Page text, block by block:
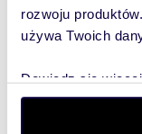
rozwoju
używa Twoich
Dowiedz się
dane są